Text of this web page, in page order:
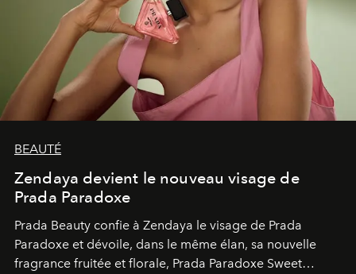
BEAUTÉ
Zendaya devient le nouveau visage de
Prada Paradoxe
Prada Beauty confie à Zendaya le visage de Prada
Paradoxe et dévoile, dans le même élan, sa nouvelle
fragrance fruitée et florale, Prada Paradoxe Sweet